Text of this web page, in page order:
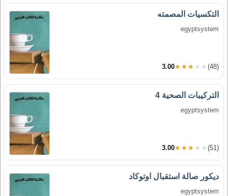
التكسيات المصمته
egyptsystem
3.00★★★★★ (48)
التركيبات الصحية 4
egyptsystem
3.00★★★★★ (51)
ديكور صالة استقبال اوتوكاد
egyptsystem